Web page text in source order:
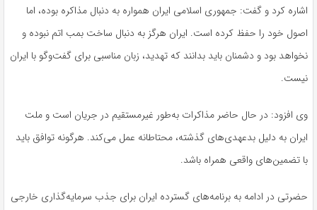
اشاره کرد و گفت: جمهوری اسلامی ایران همواره به دنبال مذاکره بوده، اما
اصول خود را حفظ کرده است. ایران هرگز به دنبال ساخت بمب اتم نبوده و
نخواهد بود و دشمنان باید بدانند که تهدید، زبان مناسبی برای گفت‌وگو با ایران
نیست.
وی افزود: در حال حاضر مذاکرات به‌طور غیرمستقیم در جریان است و ملت
ایران به دلیل بدعهدی‌های گذشته، محتاطانه عمل می‌کند. هرگونه توافق باید
با تضمین‌های واقعی همراه باشد.
حضرتی در ادامه به برنامه‌های گسترده ایران برای جذب سرمایه‌گذاری خارجی